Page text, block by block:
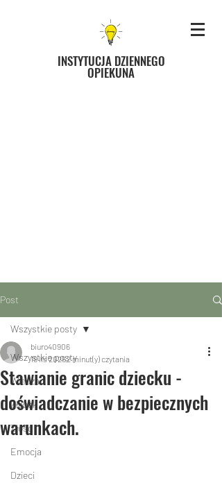
INSTYTUCJA DZIENNEGO
OPIEKUNA
Post
Wszystkie posty
Wiedza
Żłobek
Złość
Emocja
Dzieci
Wszystkie posty
Stawianie granic dziecku -
doświadczanie w bezpiecznych
warunkach.
biuro40906
19 lis 20252 minut(y) czytania